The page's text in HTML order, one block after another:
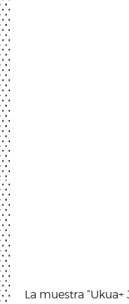
La muestra